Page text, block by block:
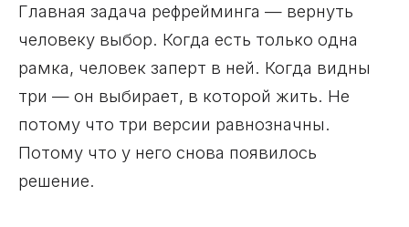
Главная задача рефрейминга — вернуть
человеку выбор. Когда есть только одна
рамка, человек заперт в ней. Когда видны
три — он выбирает, в которой жить. Не
потому что три версии равнозначны.
Потому что у него снова появилось
решение.